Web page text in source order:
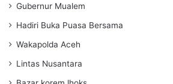
Gubernur Mualem
Hadiri Buka Puasa Bersama
Wakapolda Aceh
Lintas Nusantara